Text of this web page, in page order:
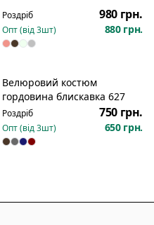
Роздріб 980 грн.
Опт (від3шт) 880 грн.
Новинка
Велюровий костюм
гордовина блискавка 627
Роздріб 750 грн.
Опт (від3шт) 650 грн.